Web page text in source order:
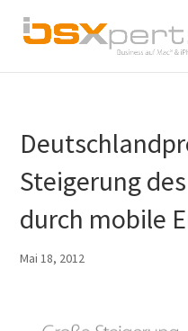
Steigerung
durch mobile
Mai 18, 2012